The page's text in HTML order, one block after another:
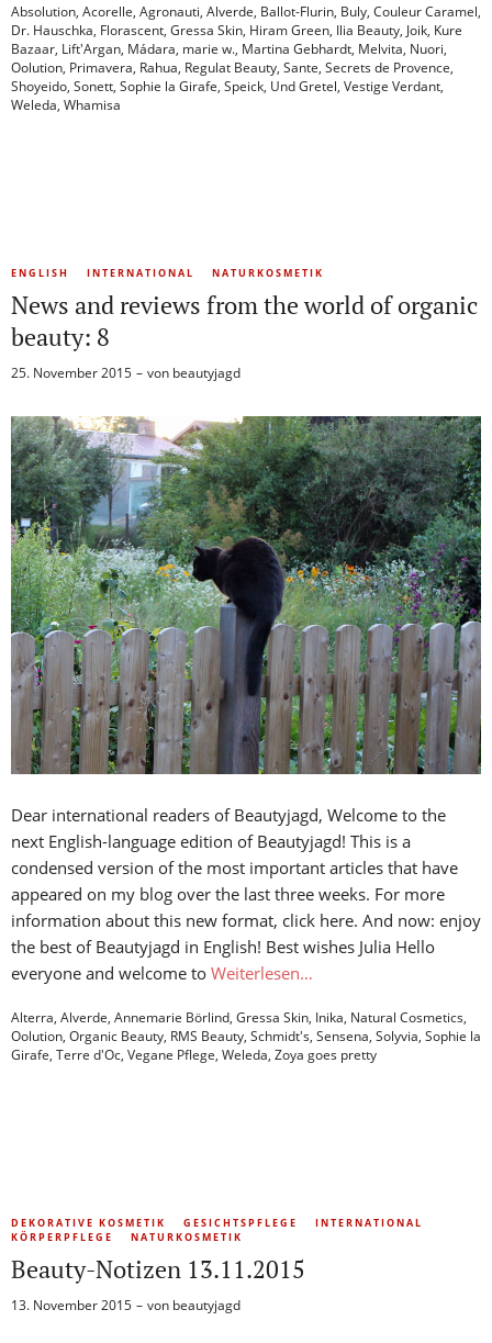
Absolution, Acorelle, Agronauti, Alverde, Ballot-Flurin, Buly, Couleur Caramel,
Dr. Hauschka, Florascent, Gressa Skin, Hiram Green, Ilia Beauty, Joik, Kure
Bazaar, Lift'Argan, Mádara, marie w., Martina Gebhardt, Melvita, Nuori,
Oolution, Primavera, Rahua, Regulat Beauty, Sante, Secrets de Provence,
Shoyeido, Sonett, Sophie la Girafe, Speick, Und Gretel, Vestige Verdant,
Weleda, Whamisa
ENGLISH INTERNATIONAL NATURKOSMETIK
News and reviews from the world of organic
beauty: 8
25. November 2015 von beautyjagd
Dear international readers of Beautyjagd, Welcome to the
next English-language edition of Beautyjagd! This is a
condensed version of the most important articles that have
appeared on my blog over the last three weeks. For more
information about this new format, click here. And now: enjoy
the best of Beautyjagd in English! Best wishes Julia Hello
everyone and welcome to Weiterlesen…
Alterra, Alverde, Annemarie Börlind, Gressa Skin, Inika, Natural Cosmetics,
Oolution, Organic Beauty, RMS Beauty, Schmidt's, Sensena, Solyvia, Sophie la
Girafe, Terre d'Oc, Vegane Pflege, Weleda, Zoya goes pretty
DEKORATIVE KOSMETIK GESICHTSPFLEGE
INTERNATIONAL
KÖRPERPFLEGE
NATURKOSMETIK
Beauty-Notizen 13.11.2015
13. November 2015 von beautyjagd